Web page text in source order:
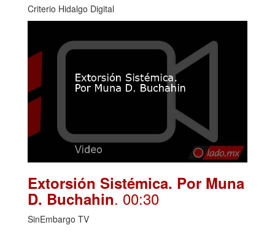
Criterio Hidalgo Digital
Extorsión Sistémica. Por Muna
D. Buchahin. 00:30
SinEmbargo TV